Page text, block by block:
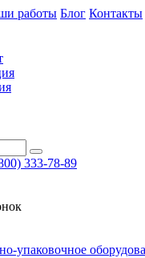
работы Блог Контакты
333-78-89
упаковочное